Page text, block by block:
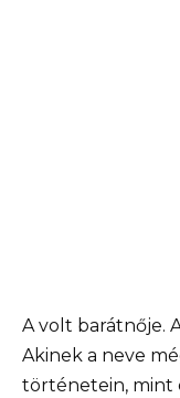
A volt barátnője.
Akinek a neve
történetein, mint